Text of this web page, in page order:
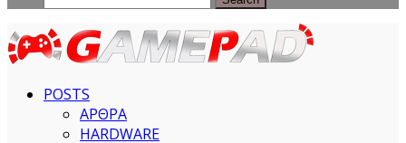
POSTS
ΑΡΘΡΑ
HARDWARE